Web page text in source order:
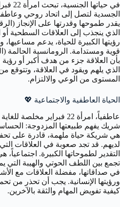
في
الجسدية لتصل إلى اتحاد روحي
الذي ينجذب إلى العلاقات السطحية أو
رؤيتها الكبيرة للحياة، يدعم
قوية ومستدامة. الرومانسية الحالمة
بأن العلاقة جزء من هدف أكبر أو
الذي يلهم ويقود في العلاقة،
المستوى من الوعي والالتزام.
الحياة العاطفية والاجتماعية 💖
عاطفياً، امرأة 22 فبراير
شريك يفهم طبيعتها المزدوجة:
هي شريكة حياة ملهمة، قادرة على
لديهم. قد تجد صعوبة في العلاقات التي
التقدير لطموحاتها الكبيرة.
في صداقاتها، مفضلة العلاقات مع
ورؤيتها الإنسانية. يجب أن تحذر من
كيفية تفويض المهام والثقة بالآخرين.